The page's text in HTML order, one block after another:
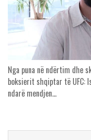
Nga puna në ndërtim dhe
boksierit shqiptar të UFC:
ndarë mendjen…